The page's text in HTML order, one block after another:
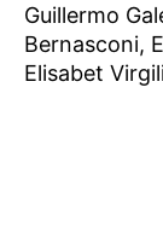
Guillermo
Bernasconi,
Elisabet